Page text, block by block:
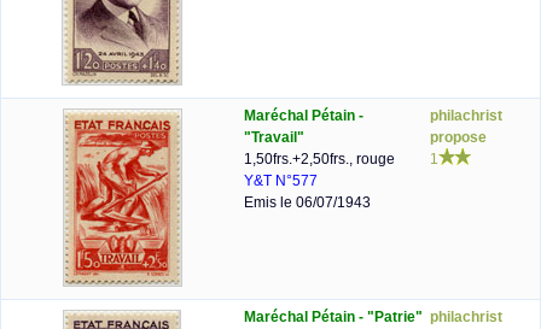
Maréchal Pétain -
"Travail"
1,50frs.+2,50frs., rouge
Y&T N°577
Emis le 06/07/1943
philachrist
propose
1
Maréchal Pétain - "Patrie" philachrist